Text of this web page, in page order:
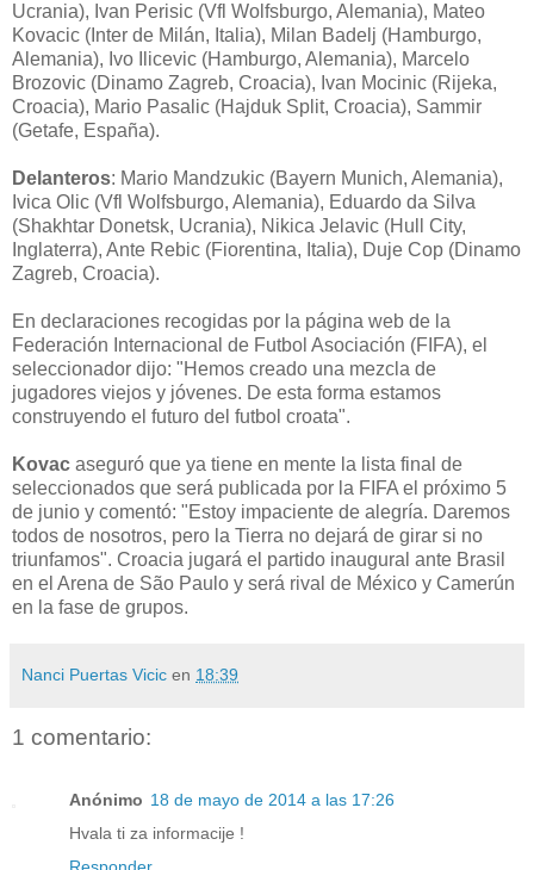
Ucrania), Ivan Perisic (Vfl Wolfsburgo, Alemania), Mateo
Kovacic (Inter de Milán, Italia), Milan Badelj (Hamburgo,
Alemania), Ivo Ilicevic (Hamburgo, Alemania), Marcelo
Brozovic (Dinamo Zagreb, Croacia), Ivan Mocinic (Rijeka,
Croacia), Mario Pasalic (Hajduk Split, Croacia), Sammir
(Getafe, España).
Delanteros: Mario Mandzukic (Bayern Munich, Alemania),
Ivica Olic (Vfl Wolfsburgo, Alemania), Eduardo da Silva
(Shakhtar Donetsk, Ucrania), Nikica Jelavic (Hull City,
Inglaterra), Ante Rebic (Fiorentina, Italia), Duje Cop (Dinamo
Zagreb, Croacia).
En declaraciones recogidas por la página web de la
Federación Internacional de Futbol Asociación (FIFA), el
seleccionador dijo: "Hemos creado una mezcla de
jugadores viejos y jóvenes. De esta forma estamos
construyendo el futuro del futbol croata".
Kovac aseguró que ya tiene en mente la lista final de
seleccionados que será publicada por la FIFA el próximo 5
de junio y comentó: "Estoy impaciente de alegría. Daremos
todos de nosotros, pero la Tierra no dejará de girar si no
triunfamos". Croacia jugará el partido inaugural ante Brasil
en el Arena de São Paulo y será rival de México y Camerún
en la fase de grupos.
Nanci Puertas Vicic en 18:39
1 comentario:
Anónimo 18 de mayo de 2014 a las 17:26
Hvala ti za informacije !
Responder